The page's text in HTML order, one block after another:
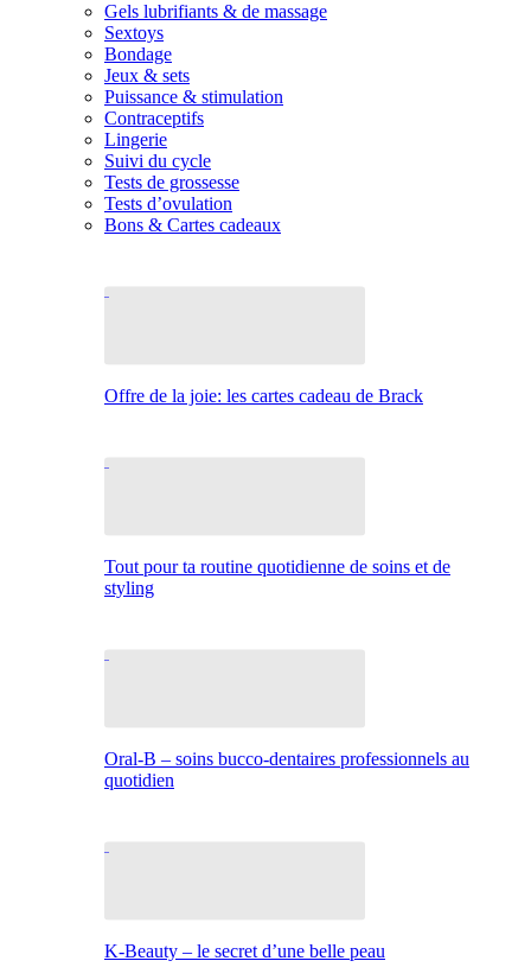
Gels lubrifiants & de massage
Sextoys
Bondage
Jeux & sets
Puissance & stimulation
Contraceptifs
Lingerie
Suivi du cycle
Tests de grossesse
Tests d’ovulation
Bons & Cartes cadeaux
Offre de la joie: les cartes cadeau de Brack
Tout pour ta routine quotidienne de soins et de
styling
Oral-B – soins bucco-dentaires professionnels au
quotidien
K-Beauty – le secret d’une belle peau